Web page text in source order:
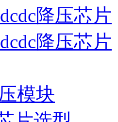
降压芯片
降压芯片
模块